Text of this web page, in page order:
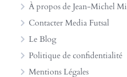
À propos de Jean-Michel
Contacter Media Futsal
Le Blog
Politique de confidentialité
Mentions Légales